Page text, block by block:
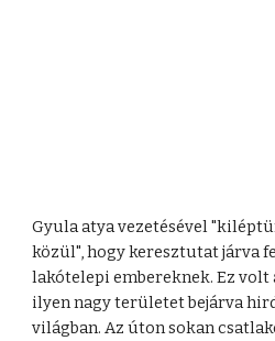
Gyula atya vezetésével
közül", hogy keresztutat járva
lakótelepi embereknek. Ez volt
ilyen nagy területet bejárva
világban. Az úton sokan